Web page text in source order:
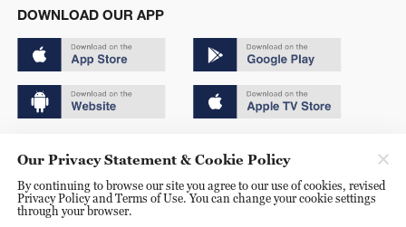
DOWNLOAD OUR APP
京ICP备20000184号
京公网安备 11010502050052号
Our Privacy Statement & Cookie Policy
By continuing to browse our site you agree to our use of cookies, revised
Privacy Policy and Terms of Use. You can change your cookie settings
through your browser.